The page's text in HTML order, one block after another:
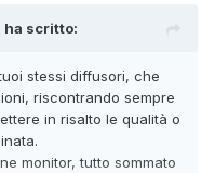
ha scritto:
stessi diffusori, che
riscontrando sempre
in risalto le qualità o
monitor, tutto sommato